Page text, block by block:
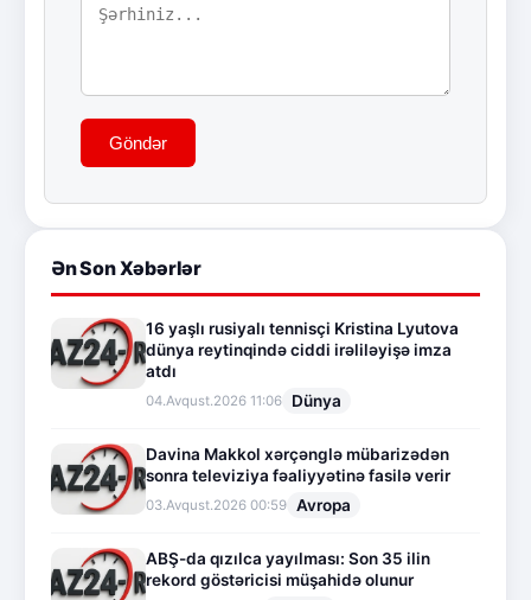
Göndər
Ən Son Xəbərlər
16 yaşlı rusiyalı tennisçi Kristina Lyutova
dünya reytinqində ciddi irəliləyişə imza
atdı
04.Avqust.2026 11:06 Dünya
Davina Makkol xərçənglə mübarizədən
sonra televiziya fəaliyyətinə fasilə verir
03.Avqust.2026 00:59 Avropa
ABŞ-da qızılca yayılması: Son 35 ilin
rekord göstəricisi müşahidə olunur